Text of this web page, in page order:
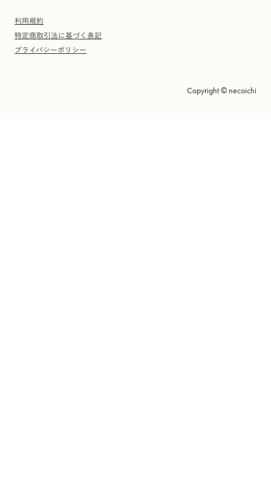
利用規約
特定商取引法に基づく表記
プライバシーポリシー
Copyright © necoichi